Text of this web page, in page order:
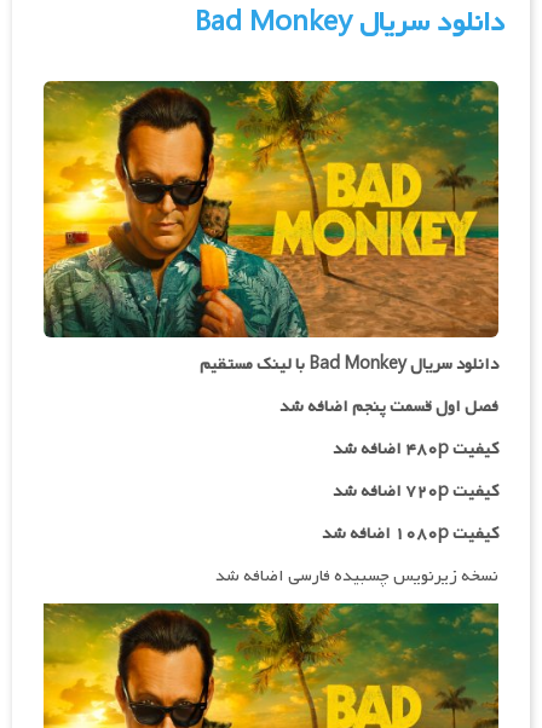
دانلود سریال Bad Monkey
دانلود سریال Bad Monkey با لینک مستقیم
فصل اول قسمت پنجم اضافه شد
کیفیت ۴۸۰p اضافه شد
کیفیت ۷۲۰p
اضافه شد
کیفیت ۱۰۸۰p اضافه شد
نسخه زیرنویس چسبیده فارسی اضافه شد